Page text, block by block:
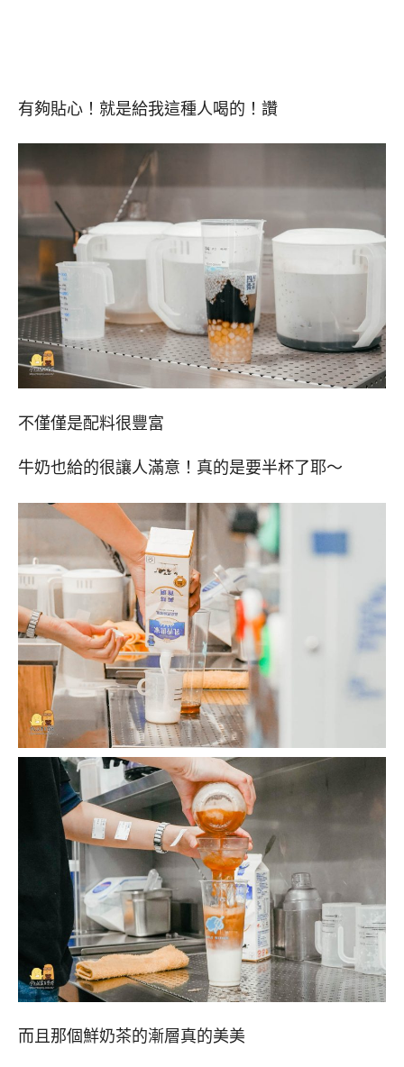
有夠貼心！就是給我這種人喝的！讚
不僅僅是配料很豐富
牛奶也給的很讓人滿意！真的是要半杯了耶～
而且那個鮮奶茶的漸層真的美美